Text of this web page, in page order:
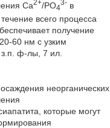
Са2+/PO4
3-в
всего процесса
получение
60 нм с узким
ф-лы, 7 ил.
неорганических
которые могут